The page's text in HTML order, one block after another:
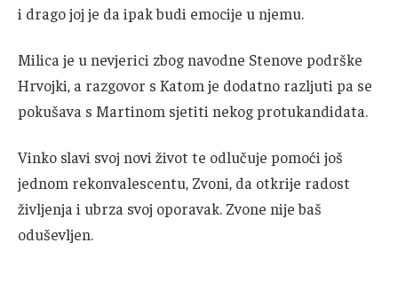
i drago joj je da ipak budi emocije u njemu.
Milica je u nevjerici zbog navodne Stenove podrške
Hrvojki, a razgovor s Katom je dodatno razljuti pa se
pokušava s Martinom sjetiti nekog protukandidata.
Vinko slavi svoj novi život te odlučuje pomoći još
jednom rekonvalescentu, Zvoni, da otkrije radost
življenja i ubrza svoj oporavak. Zvone nije baš
oduševljen.